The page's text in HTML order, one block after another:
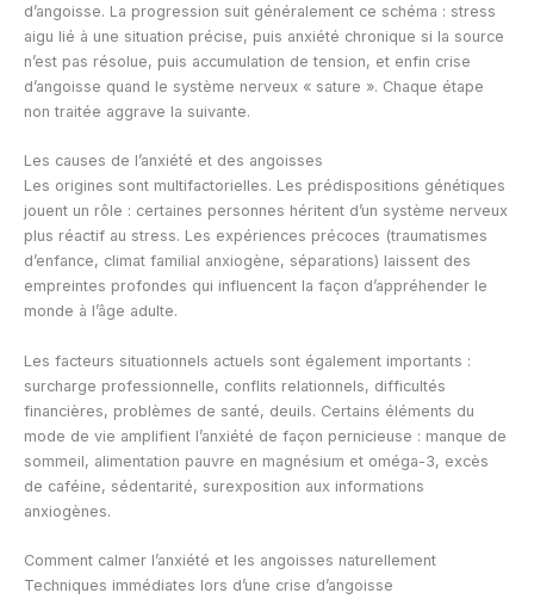
d’angoisse. La progression suit généralement ce schéma : stress
aigu lié à une situation précise, puis anxiété chronique si la source
n’est pas résolue, puis accumulation de tension, et enfin crise
d’angoisse quand le système nerveux « sature ». Chaque étape
non traitée aggrave la suivante.
Les causes de l’anxiété et des angoisses
Les origines sont multifactorielles. Les prédispositions génétiques
jouent un rôle : certaines personnes héritent d’un système nerveux
plus réactif au stress. Les expériences précoces (traumatismes
d’enfance, climat familial anxiogène, séparations) laissent des
empreintes profondes qui influencent la façon d’appréhender le
monde à l’âge adulte.
Les facteurs situationnels actuels sont également importants :
surcharge professionnelle, conflits relationnels, difficultés
financières, problèmes de santé, deuils. Certains éléments du
mode de vie amplifient l’anxiété de façon pernicieuse : manque de
sommeil, alimentation pauvre en magnésium et oméga-3, excès
de caféine, sédentarité, surexposition aux informations
anxiogènes.
Comment calmer l’anxiété et les angoisses naturellement
Techniques immédiates lors d’une crise d’angoisse